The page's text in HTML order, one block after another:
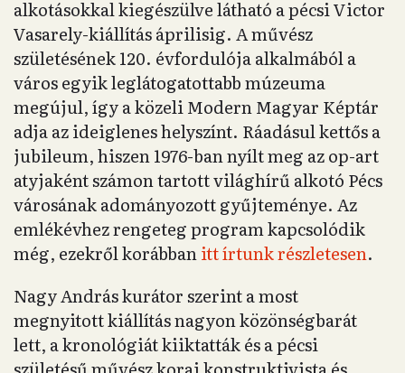
alkotásokkal kiegészülve látható a pécsi Victor
Vasarely-kiállítás áprilisig. A művész
születésének 120. évfordulója alkalmából a
város egyik leglátogatottabb múzeuma
megújul, így a közeli Modern Magyar Képtár
adja az ideiglenes helyszínt. Ráadásul kettős a
jubileum, hiszen 1976-ban nyílt meg az op-art
atyjaként számon tartott világhírű alkotó Pécs
városának adományozott gyűjteménye. Az
emlékévhez rengeteg program kapcsolódik
még, ezekről korábbanitt írtunk részletesen.
Nagy András kurátor szerint a most
megnyitott kiállítás nagyon közönségbarát
lett, a kronológiát kiiktatták és a pécsi